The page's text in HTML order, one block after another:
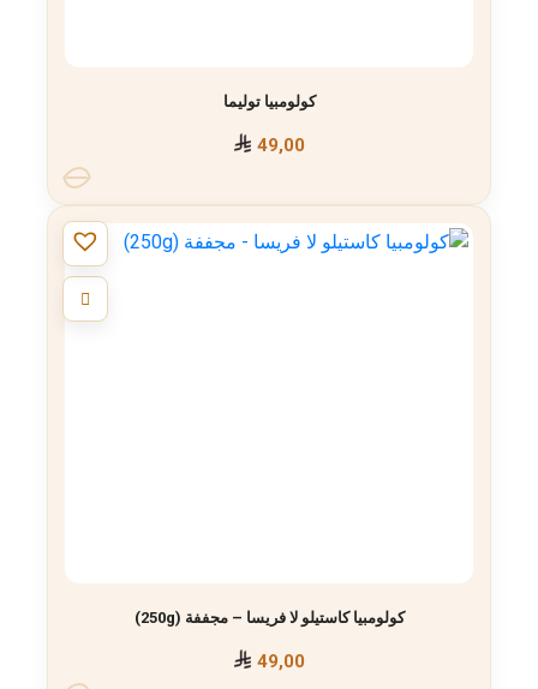
كولومبيا توليما
49,00
كولومبيا كاستيلو لا فريسا – مجففة (250g)
49,00